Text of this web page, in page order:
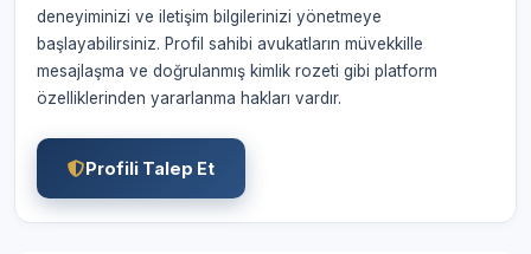
deneyiminizi ve iletişim bilgilerinizi yönetmeye
başlayabilirsiniz. Profil sahibi avukatların müvekkille
mesajlaşma ve doğrulanmış kimlik rozeti gibi platform
özelliklerinden yararlanma hakları vardır.
Profili Talep Et